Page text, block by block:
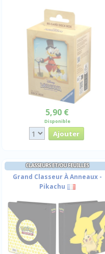
5,90 €
Disponible
CLASSEURS ET/OU FEUILLES
Grand Classeur À Anneaux -
Pikachu